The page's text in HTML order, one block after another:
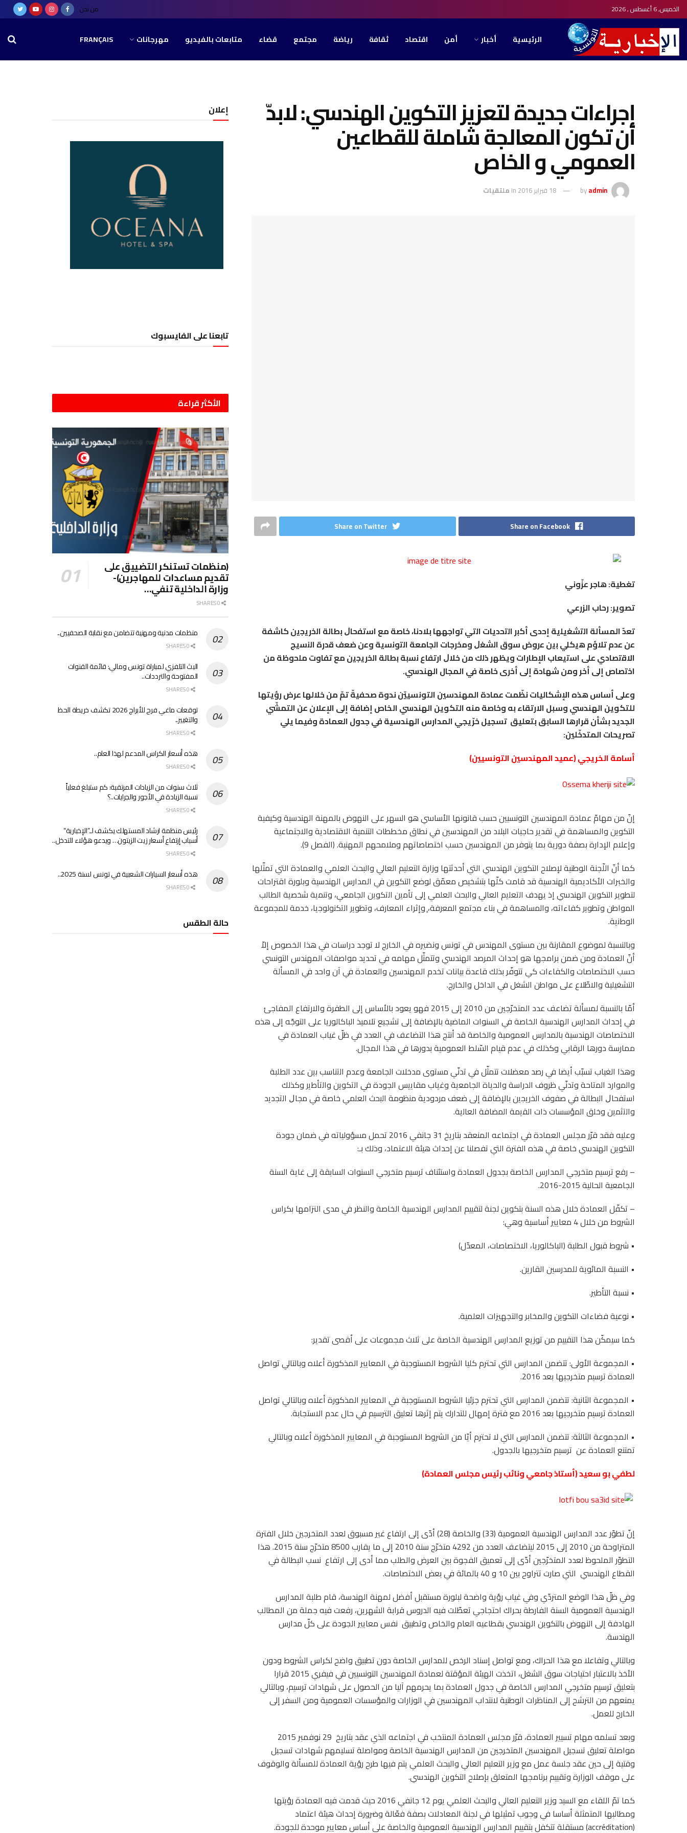
الخميس, 6 أغسطس , 2026 من نحن
الرئيسية أخبار أمن اقتصاد ثقافة رياضة مجتمع قضاء متابعات بالفيديو مهرجانات FRANÇAIS
إجراءات جديدة لتعزيز التكوين الهندسي: لابدّ
أن تكون المعالجة شاملة للقطاعين
العمومي و الخاص
byadmin 18 فبراير 2016 in ملتقيات
Share on Facebook
Share on Twitter
تغطية: هاجر عزّوني
تصوير: رحاب الزرعي
ﺗﻌدّ المسألة اﻟﺗﺷﻐﻳﻠﻳﺔ إﺣدى أﻛﺑر اﻟﺗﺣدﻳﺎت اﻟﺗﻲ ﺗواﺟﻬﻬﺎ ﺑﻼدﻧﺎ، ﺧﺎﺻﺔ ﻣﻊ اﺳﺗﻔﺣﺎﻝ ﺑطﺎﻟﺔ اﻟﺧرﻳﺟﻳن ﻛﺎﺷﻔﺔ
ﻋن ﻋدم ﺗﻼؤم ﻫﻳﻛﻠﻲ ﺑﻳن ﻋروض ﺳوق اﻟﺷﻐﻝ وﻣﺧرﺟﺎت اﻟﺟﺎﻣﻌﺔ اﻟﺗوﻧﺳﻳﺔ وﻋن ﺿﻌف ﻗدرة اﻟﻧﺳﻳﺞ
اﻻﻗﺗﺻﺎدي ﻋﻠﻰ اﺳﺗﻳﻌﺎب اﻹطﺎرات ويظﻬر ذﻟك ﻣن ﺧﻼﻝ ارﺗﻔﺎع ﻧﺳﺑﺔ ﺑطﺎﻟﺔ اﻟﺧرﻳﺟﻳن ﻣﻊ ﺗﻔﺎوت ﻣﻠﺣوظﺔ ﻣن
اﺧﺗﺻﺎص إﻟﻰ أخر وﻣن ﺷﻬﺎدة إﻟﻰ أﺧرى خاصة في المجال الهندسي.
وعلى أساس هذه الإشكاليات نظّمت عمادة المهندسين التونسييّن ندوة صحفيةّ تمّ من خلالها عرض رؤيتها
للتكوين الهندسي وسبل الارتقاء به وخاصة منه التكوين الهندسي الخاص إضافة إلى الإعلان عن التمشّي
الجديد بشأن قرارها السابق بتعليق تسجيل خرّيجي المدارس الهندسية في جدول العمادة وفيما يلي
تصريحات المتدخّلين:
أسامة الخريجي (عميد المهندسين التونسيين)
إنّ من مهامّ عمادة المهندسين التونسيين حسب قانونها الأساسي هو السهر على النهوض بالمهنة الهندسية وكيفية
التكوين والمساهمة في تقدير حاجيات البلاد من المهندسين في نطاق مخططات التنمية الاقتصادية والاجتماعية
وإعلام الإدارة بصفة دورية بما يتوفر من المهندسين حسب اختصاصاتهم وملامحهم المهنية. (الفصل 9).
كما أنّ اللّجنة الوطنية لإصلاح التكوين الهندسي التي أحدثتها وزارة التعليم العالي والبحث العلمي والعمادة التي تمثّلها
والخبرات الأكاديمية الهندسية قد قامت كلّها بتشخيص معمّق لوضع التكوين في المدارس الهندسية وبلورة اقتراحات
لتطوير التكوين الهندسي إذ ﻳﻬدف اﻟﺗﻌﻠﻳم اﻟﻌﺎﻟﻲ واﻟﺑﺣث اﻟﻌﻠﻣﻲ إﻟﻰ ﺗﺄﻣﻳن اﻟﺗﻛوﻳن اﻟﺟﺎﻣﻌﻲ، وﺗﻧﻣﻳﺔ ﺷﺧﺻﻳﺔ اﻟطﺎﻟب
اﻟﻣواطن وﺗطوﻳر ﻛﻔﺎءاﺗﻪ، واﻟﻣﺳﺎﻫﻣﺔ ﻓﻲ ﺑﻧﺎء ﻣﺟﺗﻣﻊ اﻟﻣﻌرﻓﺔ، ٕوإثراء اﻟﻣﻌﺎرف، وﺗطوﻳر اﻟﺗﻛﻧوﻟوﺟﻳﺎ، ﺧدﻣﺔ ﻟﻠﻣﺟﻣوﻋﺔ
اﻟوطﻧﻳﺔ.
وبالنسبة لموضوع المقارنة بين مستوى المهندس في تونس ونضيره في الخارج لا توجد دراسات في هذا الخصوص إلاّ
أنّ العمادة ومن ضمن برامجها هو إحداث المرصد الهندسي وتتمثّل مهامه في تحديد مواصفات المهندس التونسي
حسب الاختصاصات والكفاءات كي تتوفّر بذلك قاعدة بيانات تخدم المهندسين والعمادة في آن واحد في المسألة
التشغيلية والاطّلاع على مواطن الشغل في الداخل والخارج.
أمّا بالنسبة لمسألة تضاعف عدد المتخرّجين من 2010 إلى 2015 فهو يعود بالأساس إلى الطفرة والارتفاع المفاجئ
في إحداث المدارس الهندسية الخاصة في السنوات الماضية بالإضافة إلى تشجيع تلاميذ الباكالوريا على التوجّه إلى هذه
الاختصاصات الهندسية بالمدارس العمومية والخاصة قد أنتج هذا التضاعف في العدد في ظلّ غياب العمادة في
ممارسة دورها الرقابي وكذلك في عدم قيام السّلط العمومية بدورها في هذا المجال.
وهذا الغياب تسبّب أيضا في رصد معضلات تتمثّل في ﺗدﻧّﻲ ﻣﺳﺗوى ﻣدﺧﻼت اﻟﺟﺎﻣﻌﺔ وﻋدم اﻟﺗﻧﺎﺳب ﺑﻳن ﻋدد اﻟطﻠﺑﺔ
واﻟﻣوارد اﻟﻣﺗﺎﺣﺔ وﺗدﻧّﻲ ظروف اﻟدراﺳﺔ واﻟﺣﻳﺎة اﻟﺟﺎﻣﻌﻳﺔ وﻏﻳﺎب ﻣﻘﺎﻳﻳس اﻟﺟودة ﻓﻲ اﻟﺗﻛوﻳن واﻟﺗﺄطﻳر وكذلك
اﺳﺗﻔﺣﺎﻝ اﻟﺑطﺎﻟﺔ ﻓﻲ ﺻﻔوف اﻟﺧرﻳﺟﻳن بالإضافة إلى ﺿﻌف ﻣردودﻳﺔ ﻣﻧظوﻣﺔ اﻟﺑﺣث اﻟﻌﻠﻣﻲ ﺧﺎﺻﺔ ﻓﻲ ﻣﺟﺎﻝ اﻟﺗﺟدﻳد
واﻟﺗﺛﻣﻳن وﺧﻠق اﻟﻣؤﺳﺳﺎت ذات اﻟﻘﻳﻣﺔ اﻟﻣﺿﺎﻓﺔ اﻟﻌﺎﻟﻳﺔ.
وعليه فقد قرّر مجلس العمادة في اجتماعه المنعقد بتاريخ 31 جانفي 2016 تحمل مسؤولياته في ضمان جودة
التكوين الهندسي خاصة في هذه الفترة التي تفصلنا عن إحداث هيئة الاعتماد، وذلك بـ:
– رفع ترسيم متخرجي المدارس الخاصة بجدول العمادة واستئناف ترسيم متخرجي السنوات السابقة إلى غاية السنة
الجامعية الحالية 2015-2016.
– تكفّل العمادة خلال هذه السنة بتكوين لجنة لتقييم المدارس الهندسية الخاصة والنظر في مدى التزامها بكراس
الشروط من خلال 4 معايير أساسية وهي:
• شروط قبول الطلبة (الباكالوريا، الاختصاصات، المعدّل)
• النسبة المائوية للمدرسين القارين.
• نسبة التأطير.
• نوعية فضاءات التكوين والمخابر والتجهيزات العلمية.
كما سيمكّن هذا التقييم من توزيع المدارس الهندسية الخاصة على ثلاث مجموعات على أقصى تقدير:
• المجموعة الأولى: تتضمن المدارس التي تحترم كليا الشروط المستوجبة في المعايير المذكورة أعلاه وبالتالي تواصل
العمادة ترسيم متخرجيها بعد 2016.
• المجموعة الثانية: تتضمن المدارس التي تحترم جزئيا الشروط المستوجبة في المعايير المذكورة أعلاه وبالتالي تواصل
العمادة ترسيم متخرجيها بعد 2016 مع فترة إمهال للتدارك يتم إثرها تعليق الترسيم في حال عدم الاستجابة.
• المجموعة الثالثة: تتضمن المدارس التي لا تحترم أيّا من الشروط المستوجبة في المعايير المذكورة أعلاه وبالتالي
تمتنع العمادة عن ترسيم متخرجيها بالجدول.
لطفي بو سعيد (أستاذ جامعي ونائب رئيس مجلس العمادة)
إنّ تطوّر عدد المدارس الهندسية العمومية (33) والخاصة (28) أدّى إلى ارتفاع غير مسبوق لعدد المتخرجين خلال الفترة
المتراوحة من 2010 إلى 2015 ليتضاعف العدد من 4292 متخرّج سنة 2010 إلى ما يقارب 8500 متخرّج سنة 2015. هذا
التطوّر الملحوظ لعدد المتخرّجين أدّى إلى تعميق الفجوة بين العرض والطلب مما أدى إلى ارتفاع نسب البطالة في
القطاع الهندسي التي صارت تتراوح بين 10 و 40 بالمائة في بعض الاختصاصات.
وفي ظلّ هذا الوضع المتردّي وفي غياب رؤية واضحة لبلورة مستقبل أفضل لمهنة الهندسة، قام طلبة المدارس
الهندسية العمومية السنة الفارطة بحراك احتجاجي تعطّلت فيه الدروس قرابة الشهرين، رفعت فيه جملة من المطالب
الهادفة إلى النهوض بالتكوين الهندسي بقطاعيه العام والخاص وتطبيق نفس معايير الجودة على كلّ مدارس
الهندسة.
وبالتالي وتفاعلا مع هذا الحراك، ومع تواصل إسناد الرخص للمدارس الخاصة دون تطبيق واضح لكراس الشروط ودون
الأخذ بالاعتبار احتياجات سوق الشغل، اتخذت الهيئة المؤقتة لعمادة المهندسين التونسيين في فيفري 2015 قرارا
بتعليق ترسيم متخرجي المدارس الخاصة في جدول العمادة بما يحرمهم آليا من الحصول على شهادات ترسيم، وبالتالي
يمنعهم من الترشح إلى المناظرات الوطنية لانتداب المهندسين في الوزارات والمؤسسات العمومية ومن السفر إلى
الخارج للعمل.
وبعد تسلمه مهام تسيير العمادة، قرّر مجلس العمادة المنتخب في اجتماعه الذي عقد بتاريخ
29 نوفمبر 2015
مواصلة تعليق تسجيل المهندسين المتخرجين من المدارس الهندسية الخاصة ومواصلة تسليمهم شهادات تسجيل
وقتية إلى حين عقد جلسة عمل مع وزير التعليم العالي والبحث العلمي يتم فيها طرح رؤية العمادة للمسألة والوقوف
على موقف الوزارة وتقييم برنامجها المتعلق بإصلاح التكوين الهندسي.
كما تمّ اللقاء مع السيد وزير التعليم العالي والبحث العلمي يوم 12 جانفي 2016 حيث قدمت فيه العمادة رؤيتها
ومطالبها المتمثلة أساسا في وجوب تمثيلها في لجنة المعادلات بصفة فعّالة وضرورة إحداث هيئة اعتماد
(accréditation) مستقلة تتكفل بتقييم المدارس الهندسية العمومية والخاصة على أساس معايير موحدة للجودة.
إعلان
تابعنا على الفايسبوك
الأكثر قراءة
(منظمات تستنكر التضييق على
تقديم مساعدات للمهاجرين)-
وزارة الداخلية تنفي…
منظمات مدنية ومهنية تتضامن مع نقابة الصحفيين..
البث التلفزي لمباراة تونس ومالي: قائمة القنوات
المفتوحة والترددات..
توقعات ماغي فرح للأبراج 2026 تكشف خريطة الحظ
والتغيير..
هذه أسعار الكراس المدعم لهذا العام..
ثلاث سنوات من الزيادات المرتقبة: كم ستبلغ فعلياً
نسبة الزيادة في الأجور والجرايات..؟
رئيس منظمة ارشاد المستهلك يكشف لـ”الإخبارية”
أسباب إرتفاع أسعار زيت الزيتون… ويدعو هؤلاء للتدخل..
هذه أسعار السيارات الشعبية في تونس لسنة 2025..
حالة الطقس